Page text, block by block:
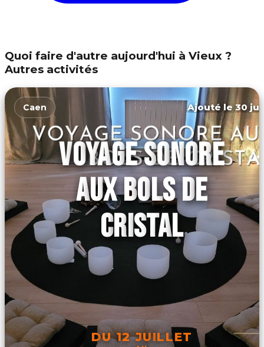
Quoi faire d'autre aujourd'hui à Vieux ?
Autres activités
Caen Ajouté le 30
VOYAGE SONORE
AUX BOLS DE
CRISTAL
DU 12 JUILLET